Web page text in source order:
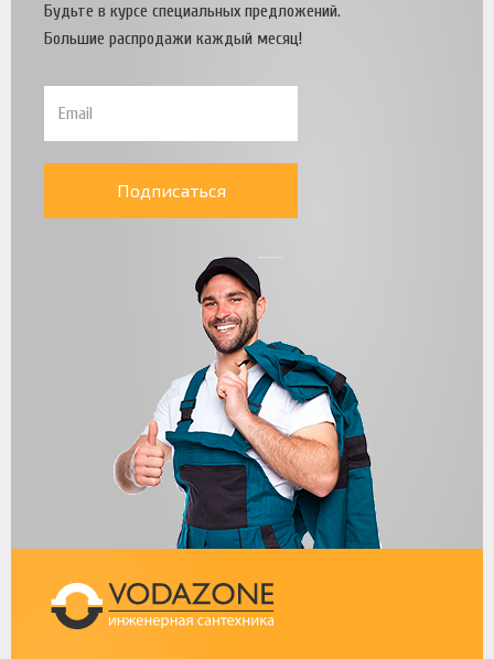
Будьте в курсе специальных предложений.
Большие распродажи каждый месяц!
Подписаться